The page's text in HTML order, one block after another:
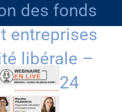
des fonds
entreprises
libérale –
juin 2024